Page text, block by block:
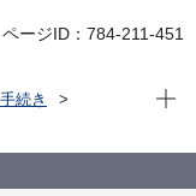
ページID：784-211-451
続き
花をつくる」
現在